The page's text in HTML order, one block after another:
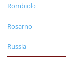
Rombiolo
Rosarno
Russia